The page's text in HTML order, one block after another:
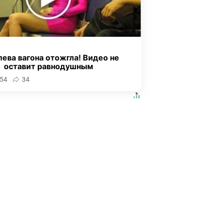
вагона отожгла! Видео не
оставит равнодушным
54 34